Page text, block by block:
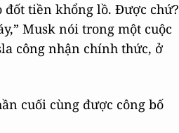
đốt tiền khổng lồ. Được chứ?
Musk nói trong một cuộc
công nhận chính thức, ở
cuối cùng được công bố